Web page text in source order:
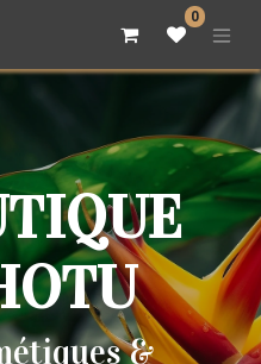
0
&